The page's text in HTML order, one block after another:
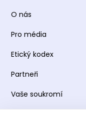
O nás
Pro média
Etický kodex
Partneři
Vaše soukromí